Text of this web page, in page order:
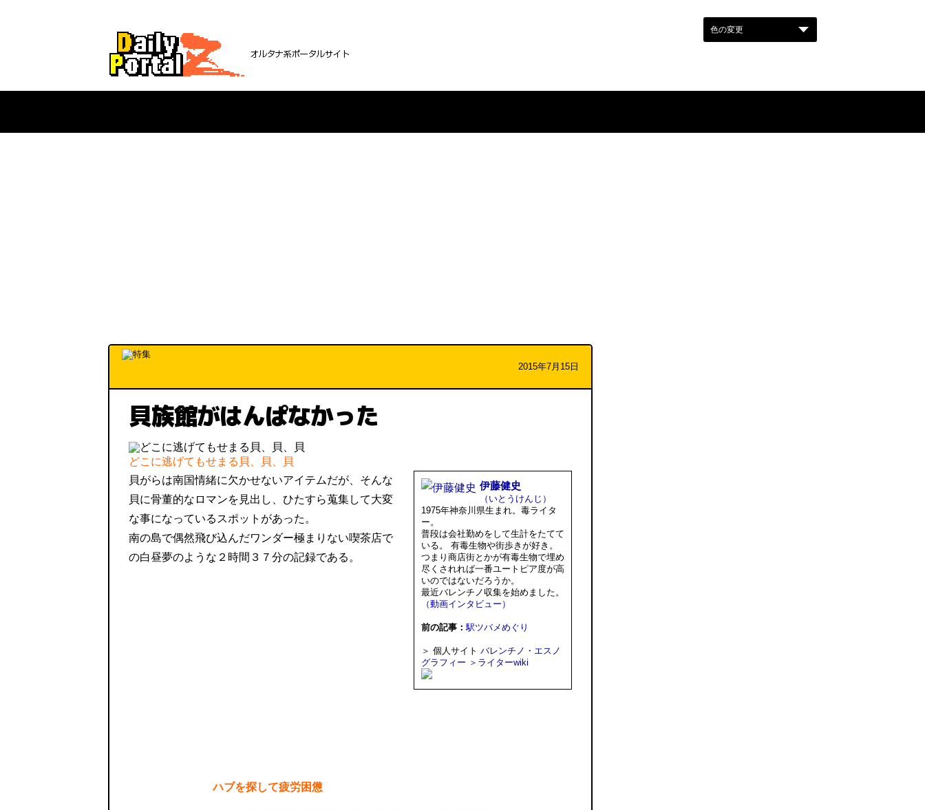
2015年7月15日
貝族館がはんぱなかった
どこに逃げてもせまる貝、貝、貝
貝がらは南国情緒に欠かせないアイテムだが、そんな
貝に骨董的なロマンを見出し、ひたすら蒐集して大変
な事になっているスポットがあった。
南の島で偶然飛び込んだワンダー極まりない喫茶店で
の白昼夢のような２時間３７分の記録である。
伊藤健史
（いとうけんじ）
1975年神奈川県生まれ。毒ライタ
ー。
普段は会社勤めをして生計をたてて
いる。 有毒生物や街歩きが好き。
つまり商店街とかが有毒生物で埋め
尽くされれば一番ユートピア度が高
いのではないだろうか。
最近バレンチノ収集を始めました。
（動画インタビュー）
前の記事：駅ツバメめぐり
＞ 個人サイト バレンチノ・エスノ
グラフィー ＞ライターwiki
ハブを探して疲労困憊